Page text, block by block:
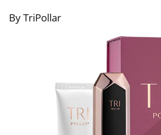
By TriPollar